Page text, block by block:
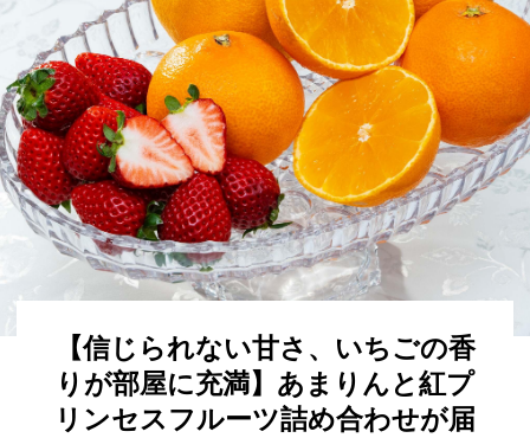
【信じられない甘さ、いちごの香
りが部屋に充満】あまりんと紅プ
リンセスフルーツ詰め合わせが届